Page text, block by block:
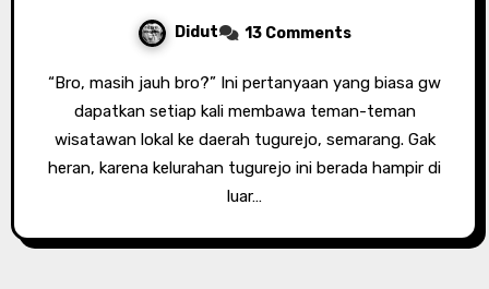
Didut 13 Comments
“Bro, masih jauh bro?” Ini pertanyaan yang biasa gw
dapatkan setiap kali membawa teman-teman
wisatawan lokal ke daerah tugurejo, semarang. Gak
heran, karena kelurahan tugurejo ini berada hampir di
luar…